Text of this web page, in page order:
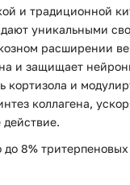
и традиционной
уникальными
расширении
и защищает
кортизола и
коллагена,
8% тритерпеновых